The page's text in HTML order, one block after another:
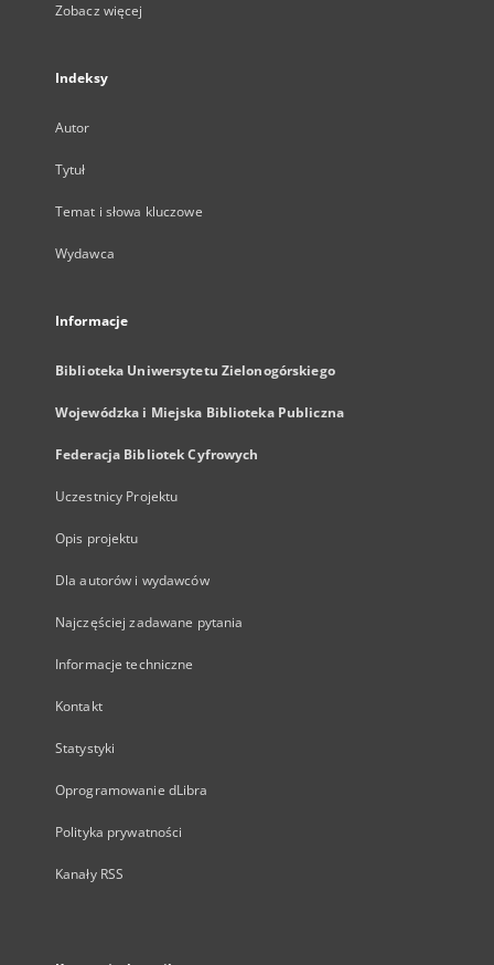
Zobacz więcej
Indeksy
Autor
Tytuł
Temat i słowa kluczowe
Wydawca
Informacje
Biblioteka Uniwersytetu Zielonogórskiego
Wojewódzka i Miejska Biblioteka Publiczna
Federacja Bibliotek Cyfrowych
Uczestnicy Projektu
Opis projektu
Dla autorów i wydawców
Najczęściej zadawane pytania
Informacje techniczne
Kontakt
Statystyki
Oprogramowanie dLibra
Polityka prywatności
Kanały RSS